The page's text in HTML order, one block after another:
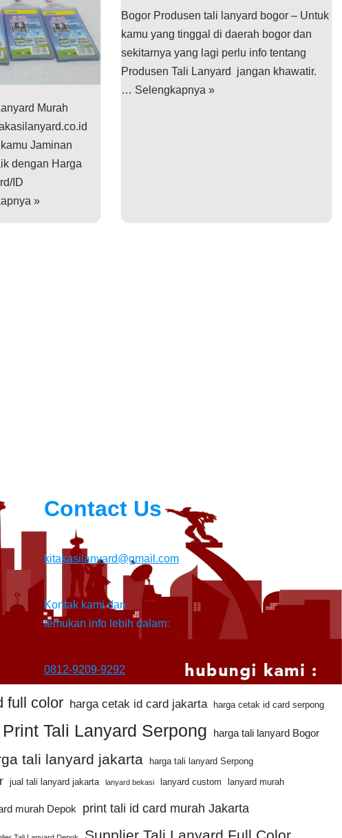
Murah
Jaminan
dengan Harga
ID
»
Bogor Produsen tali lanyard bogor – Untuk
kamu yang tinggal di daerah bogor dan
sekitarnya yang lagi perlu info tentang
Produsen Tali Lanyard jangan khawatir.
… Selengkapnya »
Contact Us
kitakasilanyard@gmail.com
Kontak kami dan
temukan info lebih dalam:
0812-9209-9292
full color harga cetak id card jakarta harga cetak id card serpong
Tali Lanyard Serpong harga tali lanyard Bogor
tali lanyard jakarta harga tali lanyard Serpong
jual tali lanyard jakarta lanyard bekasi lanyard custom lanyard murah
murah Depok print tali id card murah Jakarta